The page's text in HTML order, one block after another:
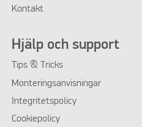
Kontakt
Hjälp och support
Tips & Tricks
Monteringsanvisningar
Integritetspolicy
Cookiepolicy